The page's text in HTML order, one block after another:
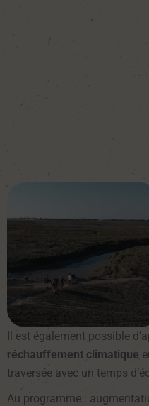
Il est également possible
réchauffement climatique
traversée avec un temps
Au programme :